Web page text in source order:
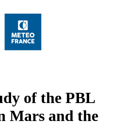
of the PBL
Mars and the